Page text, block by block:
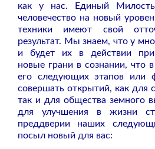
как у нас. Единый
человечество на новый
техники имеют свой
результат. Мы знаем, что у
и будет их в действии
новые грани в сознании, что
его следующих этапов или
совершать открытий, как для
так и для общества земного
для улучшения в жизни
преддверии наших
посыл новый для вас: